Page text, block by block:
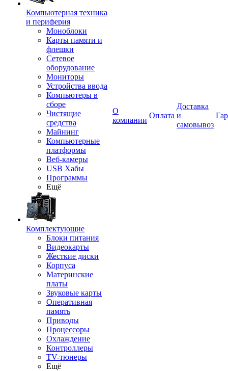
Компьютерная техника
и периферия
Моноблоки
Карты памяти и
флешки
Сетевое
оборудование
Мониторы
Устройства ввода
Компьютеры в
сборе
Чистящие
средства
Майнинг
Компьютерные
платформы
Веб-камеры
USB Хабы
Программы
Ещё
Комплектующие
Блоки питания
Видеокарты
Жесткие диски
Корпуса
Материнские
платы
Звуковые карты
Оперативная
память
Приводы
Процессоры
Охлаждение
Контроллеры
TV-тюнеры
Ещё
О
компании
Оплата
Доставка
и
самовывоз